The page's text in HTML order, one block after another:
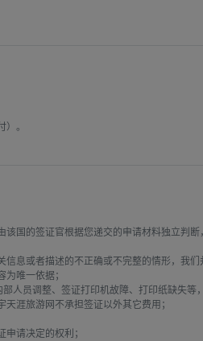
。
国的签证官根据您递交的申请材料独立判
息或者描述的不正确或不完整的情形，我们
唯一依据；
人员调整、签证打印机故障、打印纸缺失
涯旅游网不承担签证以外其它费用；
请决定的权利；